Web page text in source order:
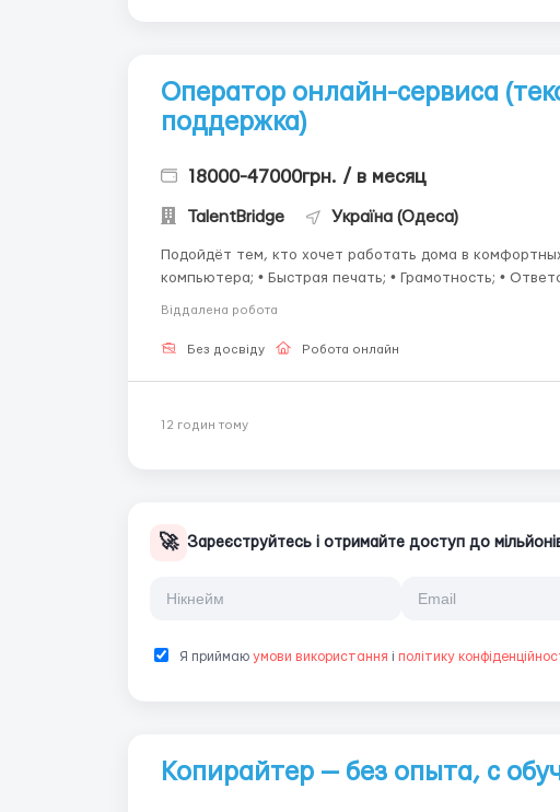
Оператор онлайн-сервиса
поддержка)
18000-47000грн. / в месяц
TalentBridge Україна (Одеса)
Подойдёт тем, кто хочет работать дома в комфортных условиях. 🔹
компьютера; • Быстрая печать; • Грамотность; •
Работа полностью онлайн; • Сменный график; •
Віддалена робота
Без досвіду Робота онлайн
12 годин тому
🚀 Зареєструйтесь і отримайте доступ до
Я приймаю умови використання і політику
Копирайтер — без опыта, с